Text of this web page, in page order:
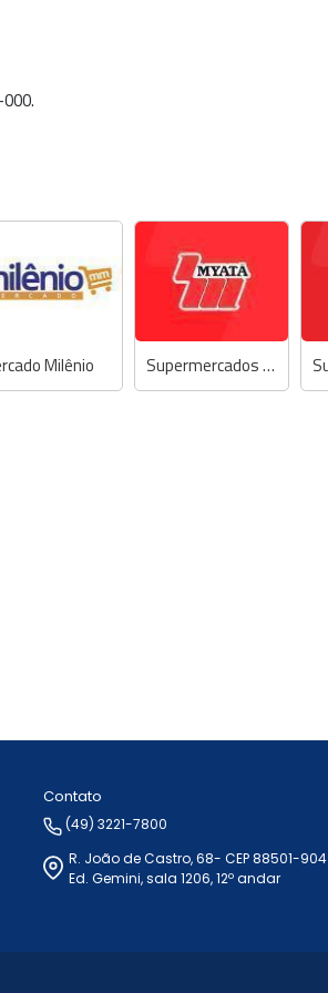
Milênio Supermercados Myatã
Contato
(49) 3221-7800
R. João de Castro, 68- CEP 88501-904
Ed. Gemini, sala 1206, 12º andar